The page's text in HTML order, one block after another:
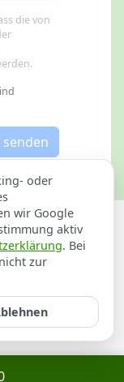
die von
Ideas.de
2026
oder
wir Google
aktiv
. Bei
zur